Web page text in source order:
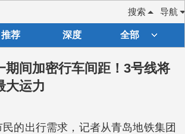
导航
搜索
推荐 深度 全部
期间加密行车间距！3号线将
大运力
的出行需求，记者从青岛地铁集团